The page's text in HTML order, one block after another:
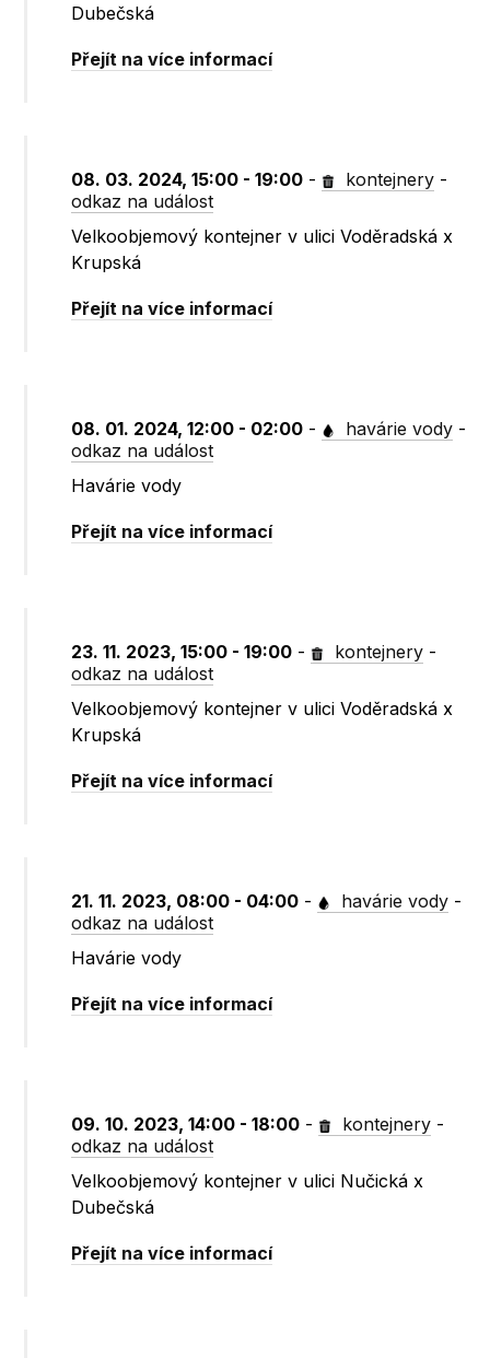
Dubečská
Přejít na více informací
08. 03. 2024, 15:00 - 19:00 - kontejnery -
odkaz na událost
Velkoobjemový kontejner v ulici Voděradská x
Krupská
Přejít na více informací
08. 01. 2024, 12:00 - 02:00 - havárie vody -
odkaz na událost
Havárie vody
Přejít na více informací
23. 11. 2023, 15:00 - 19:00 - kontejnery -
odkaz na událost
Velkoobjemový kontejner v ulici Voděradská x
Krupská
Přejít na více informací
21. 11. 2023, 08:00 - 04:00 - havárie vody -
odkaz na událost
Havárie vody
Přejít na více informací
09. 10. 2023, 14:00 - 18:00 - kontejnery -
odkaz na událost
Velkoobjemový kontejner v ulici Nučická x
Dubečská
Přejít na více informací